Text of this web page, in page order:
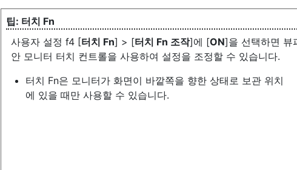
터치 Fn
사용자 설정 f4 [터치 Fn] > [터치 Fn 조작]에 [ON]을 선택하면 뷰
안 모니터 터치 컨트롤을 사용하여 설정을 조정할 수 있습니다.
터치 Fn은 모니터가 화면이 바깥쪽을 향한 상태로 보관 위치
에 있을 때만 사용할 수 있습니다.